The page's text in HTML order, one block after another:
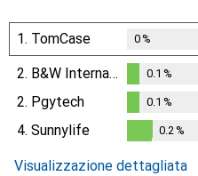
1. TomCase 0%
2. B&W International
%
0.1 %
2. Pgytech
%
0.1 %
4. Sunnylife 0.2%
Visualizzazione dettagliata